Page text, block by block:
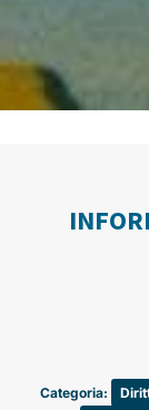
Categoria: